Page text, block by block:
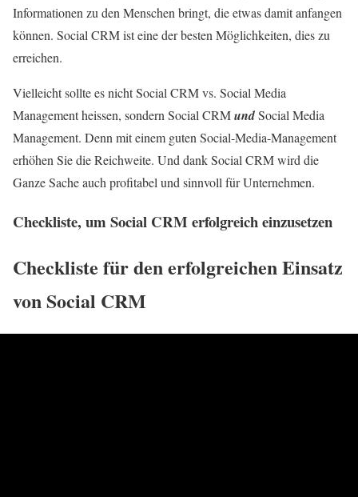
Informationen zu den Menschen bringt, die etwas damit anfangen
können. Social CRM ist eine der besten Möglichkeiten, dies zu
erreichen.
Vielleicht sollte es nicht Social CRM vs. Social Media
Management heissen, sondern Social CRMundSocial Media
Management. Denn mit einem guten Social-Media-Management
erhöhen Sie die Reichweite. Und dank Social CRM wird die
Ganze Sache auch profitabel und sinnvoll für Unternehmen.
Checkliste, um Social CRM erfolgreich einzusetzen
Checkliste für den erfolgreichen Einsatz
von Social CRM